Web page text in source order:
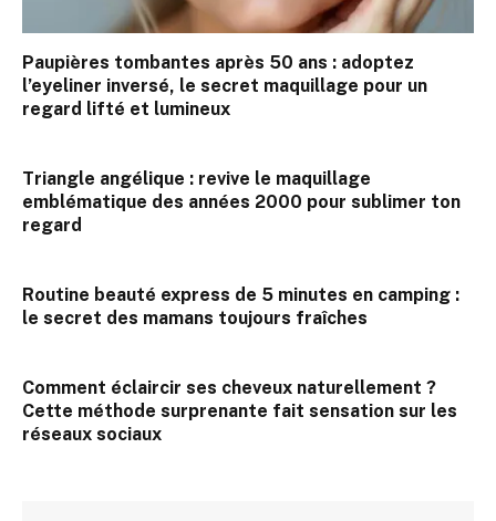
Paupières tombantes après 50 ans : adoptez
l’eyeliner inversé, le secret maquillage pour un
regard lifté et lumineux
Triangle angélique : revive le maquillage
emblématique des années 2000 pour sublimer ton
regard
Routine beauté express de 5 minutes en camping :
le secret des mamans toujours fraîches
Comment éclaircir ses cheveux naturellement ?
Cette méthode surprenante fait sensation sur les
réseaux sociaux